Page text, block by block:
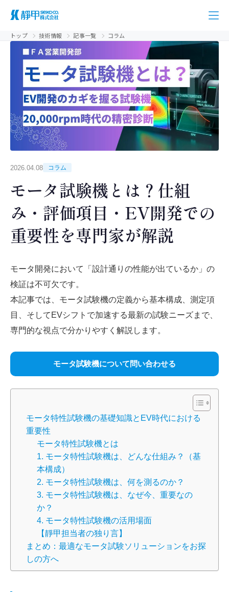
トップ 技術情報 記事一覧 コラム
2026.04.08 コラム
モータ試験機とは？仕組
み・評価項目・EV開発での
重要性を専門家が解説
モータ開発において「設計通りの性能が出ているか」の
検証は不可欠です。
本記事では、モータ試験機の定義から基本構成、測定項
目、そしてEVシフトで加速する最新の試験ニーズまで、
専門的な視点で分かりやすく解説します。
モータ試験機について問い合わせる
モータ特性試験機の基礎知識とEV時代における
重要性
モータ特性試験機とは
1. モータ特性試験機は、どんな仕組み？（基
本構成）
2. モータ特性試験機は、何を測るのか？
3. モータ特性試験機は、なぜ今、重要なの
か？
4. モータ特性試験機の活用場面
【​靜甲担当者の独り言】
まとめ：最適なモータ試験ソリューションをお探
しの方へ